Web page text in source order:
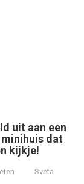
uit aan een
dat
kijkje!
Sveta